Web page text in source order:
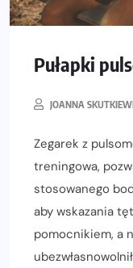
Pułapki
JOANNA
Zegarek z
treningowa,
stosowanego
aby wskazania
pomocnikiem, a